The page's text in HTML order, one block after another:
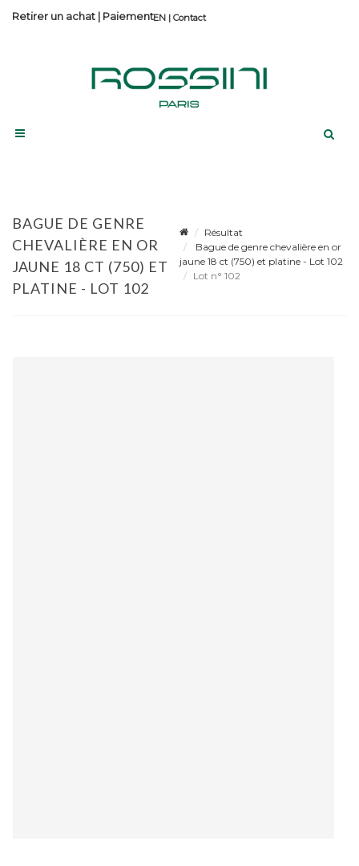
Contact
Retirer un achat | Paiement
BAGUE DE GENRE
CHEVALIÈRE EN OR
JAUNE 18 CT (750) ET
PLATINE - LOT 102
Résultat
Bague de genre chevalière en or
jaune 18 ct (750) et platine - Lot 102
Lot n° 102